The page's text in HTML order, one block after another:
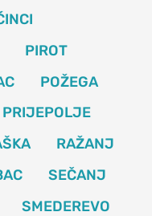
PIROT
POŽEGA
PRIJEPOLJE
RAŽANJ
SEČANJ
SMEDEREVO